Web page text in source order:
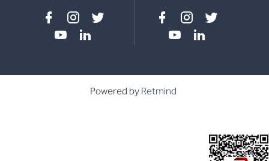
Facebook
instagram
twitter
Facebook
instagram
twitter
Powered by Retmind